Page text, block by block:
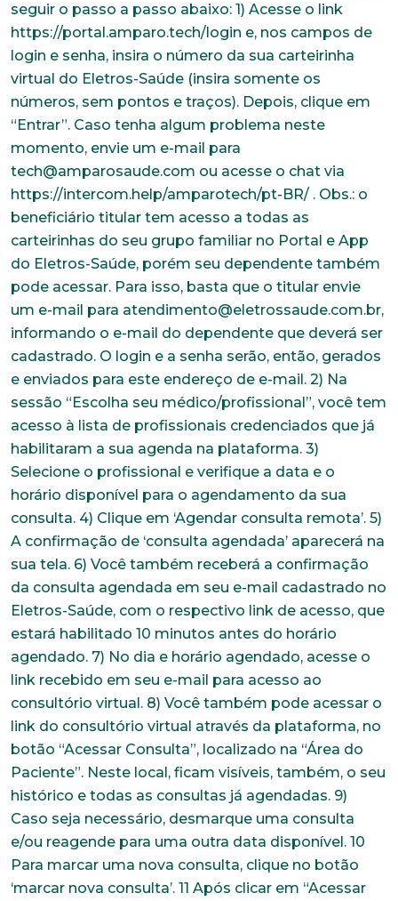
seguir o passo a passo abaixo: 1) Acesse o link
https://portal.amparo.tech/login e, nos campos de
login e senha, insira o número da sua carteirinha
virtual do Eletros-Saúde (insira somente os
números, sem pontos e traços). Depois, clique em
“Entrar”. Caso tenha algum problema neste
momento, envie um e-mail para
tech@amparosaude.com ou acesse o chat via
https://intercom.help/amparotech/pt-BR/ . Obs.: o
beneficiário titular tem acesso a todas as
carteirinhas do seu grupo familiar no Portal e App
do Eletros-Saúde, porém seu dependente também
pode acessar. Para isso, basta que o titular envie
um e-mail para atendimento@eletrossaude.com.br,
informando o e-mail do dependente que deverá ser
cadastrado. O login e a senha serão, então, gerados
e enviados para este endereço de e-mail. 2) Na
sessão “Escolha seu médico/profissional”, você tem
acesso à lista de profissionais credenciados que já
habilitaram a sua agenda na plataforma. 3)
Selecione o profissional e verifique a data e o
horário disponível para o agendamento da sua
consulta. 4) Clique em ‘Agendar consulta remota’. 5)
A confirmação de ‘consulta agendada’ aparecerá na
sua tela. 6) Você também receberá a confirmação
da consulta agendada em seu e-mail cadastrado no
Eletros-Saúde, com o respectivo link de acesso, que
estará habilitado 10 minutos antes do horário
agendado. 7) No dia e horário agendado, acesse o
link recebido em seu e-mail para acesso ao
consultório virtual. 8) Você também pode acessar o
link do consultório virtual através da plataforma, no
botão “Acessar Consulta”, localizado na “Área do
Paciente”. Neste local, ficam visíveis, também, o seu
histórico e todas as consultas já agendadas. 9)
Caso seja necessário, desmarque uma consulta
e/ou reagende para uma outra data disponível. 10
Para marcar uma nova consulta, clique no botão
‘marcar nova consulta’. 11 Após clicar em “Acessar